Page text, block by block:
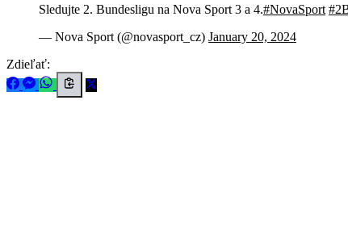
Sledujte 2. Bundesligu na Nova Sport 3 a 4.#NovaSport
— Nova Sport (@novasport_cz) January 20, 2024
Zdieľať: